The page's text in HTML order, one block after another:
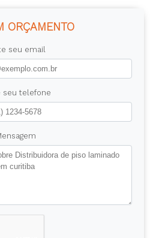
ORÇAMENTO
seu email
seu telefone